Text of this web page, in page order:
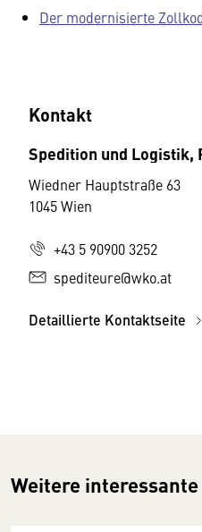
Der modernisierte
Kontakt
Spedition und Logistik,
Wiedner Hauptstraße 63
1045 Wien
+43 5 90900 3252
spediteure@wko.at
Detaillierte Kontaktseite
Weitere